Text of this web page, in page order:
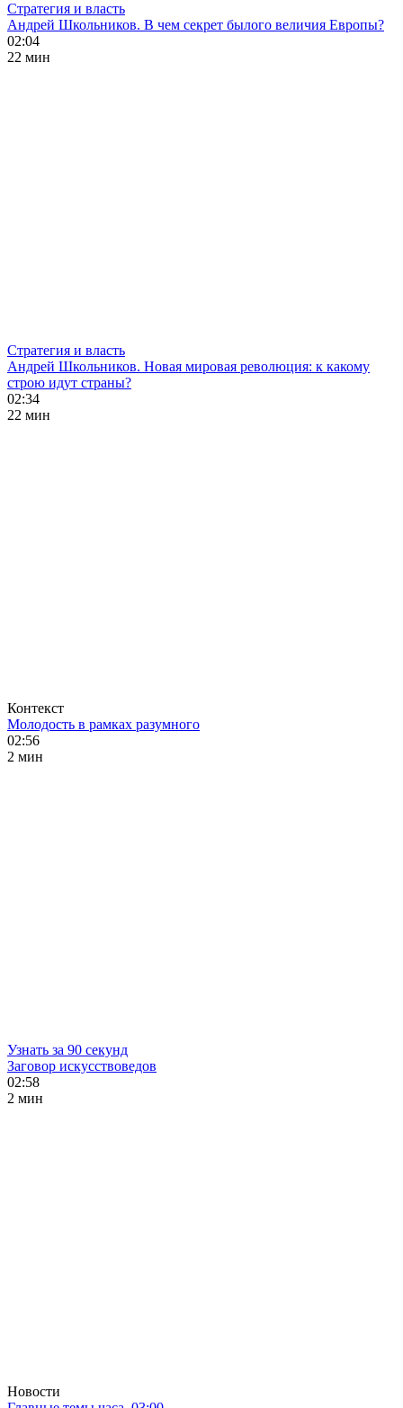
Стратегия и власть
Андрей Школьников. В чем секрет былого величия Европы?
02:04
22 мин
Стратегия и власть
Андрей Школьников. Новая мировая революция: к какому
строю идут страны?
02:34
22 мин
Контекст
Молодость в рамках разумного
02:56
2 мин
Узнать за 90 секунд
Заговор искусствоведов
02:58
2 мин
Новости